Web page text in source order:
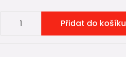
Přidat do košíku